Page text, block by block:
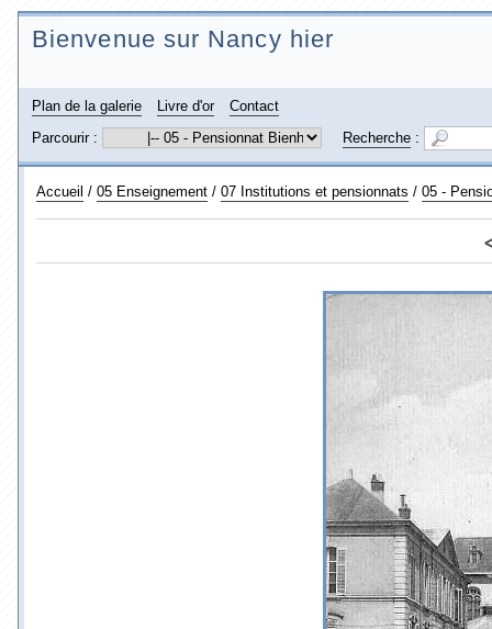
Bienvenue sur Nancy hier
Plan de la galerie Livre d'or
Contact
Parcourir :
Recherche :
Accueil / 05 Enseignement / 07 Institutions et pensionnats / 05 -